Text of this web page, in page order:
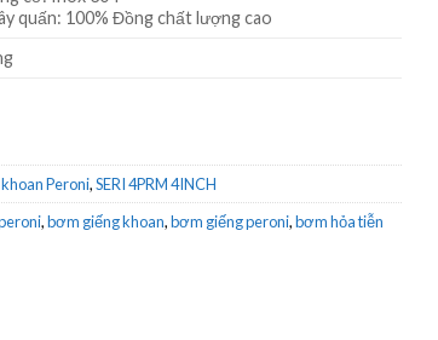
quấn: 100% Đồng chất lượng cao
Peroni,SERI 4PRM 4INCH
,bơm giếng khoan,bơm giếng peroni,bơm hỏa tiễn